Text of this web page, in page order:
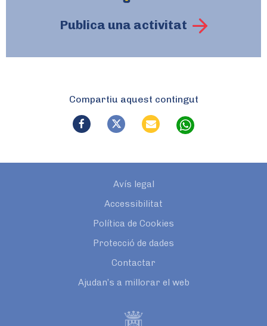
Publica una activitat
Compartiu aquest contingut
Avís legal
Accessibilitat
Política de Cookies
Protecció de dades
Contactar
Ajudan’s a millorar el web